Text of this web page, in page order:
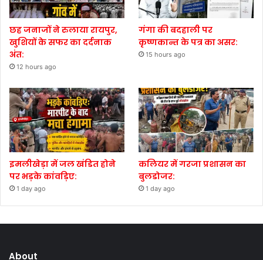
छह जनाजों ने रुलाया रायपुर,
खुशियों के सफर का दर्दनाक
अंत:
12 hours ago
गंगा की बदहाली पर
कृष्णकान्त के पत्र का असर:
15 hours ago
इमलीखेड़ा में जल खंडित होने
पर भड़के कांवड़िए:
1 day ago
कलियर में गरजा प्रशासन का
बुलडोजर:
1 day ago
About